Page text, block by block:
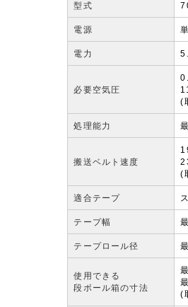
型式
電源
電力
必要空気圧
(
処理能力
搬送ベルト速度
(
適合テープ
テープ幅
テープロール径
使用できる
段ボール箱の寸法
(